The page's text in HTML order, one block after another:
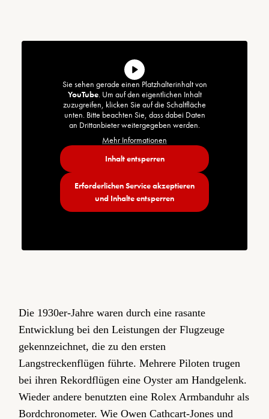
Sie sehen gerade einen Platzhalterinhalt von
YouTube. Um auf den eigentlichen Inhalt
zuzugreifen, klicken Sie auf die Schaltfläche
unten. Bitte beachten Sie, dass dabei Daten
an Drittanbieter weitergegeben werden.
Mehr Informationen
Inhalt entsperren
Erforderlichen Service akzeptieren
und Inhalte entsperren
Die 1930er-Jahre waren durch eine rasante
Entwicklung bei den Leistungen der Flugzeuge
gekennzeichnet, die zu den ersten
Langstreckenflügen führte. Mehrere Piloten trugen
bei ihren Rekordflügen eine Oyster am Handgelenk.
Wieder andere benutzten eine Rolex Armbanduhr als
Bordchronometer. Wie Owen Cathcart-Jones und